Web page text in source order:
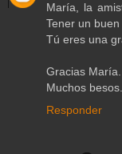
María, la
Tener un
Tú eres una
Gracias María.
Muchos besos.
Responder